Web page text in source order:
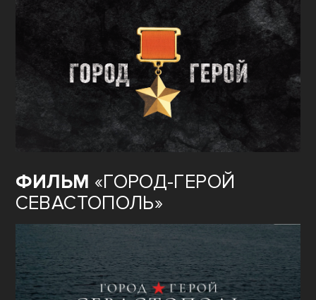
ФИЛЬМ «ГОРОД-ГЕРОЙ
СЕВАСТОПОЛЬ»